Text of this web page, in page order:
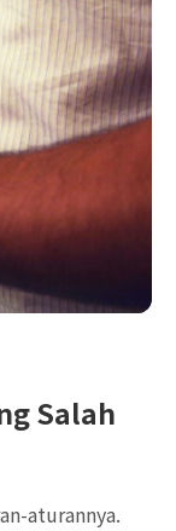
Salah
aturannya.